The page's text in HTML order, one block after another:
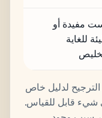
مفيدة أو
للغاية
لدليل خاص
شيء قابل للقياس.